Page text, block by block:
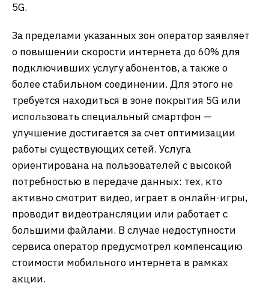
5G.
За пределами указанных зон оператор заявляет
о повышении скорости интернета до 60% для
подключивших услугу абонентов, а также о
более стабильном соединении. Для этого не
требуется находиться в зоне покрытия 5G или
использовать специальный смартфон —
улучшение достигается за счет оптимизации
работы существующих сетей. Услуга
ориентирована на пользователей с высокой
потребностью в передаче данных: тех, кто
активно смотрит видео, играет в онлайн-игры,
проводит видеотрансляции или работает с
большими файлами. В случае недоступности
сервиса оператор предусмотрел компенсацию
стоимости мобильного интернета в рамках
акции.